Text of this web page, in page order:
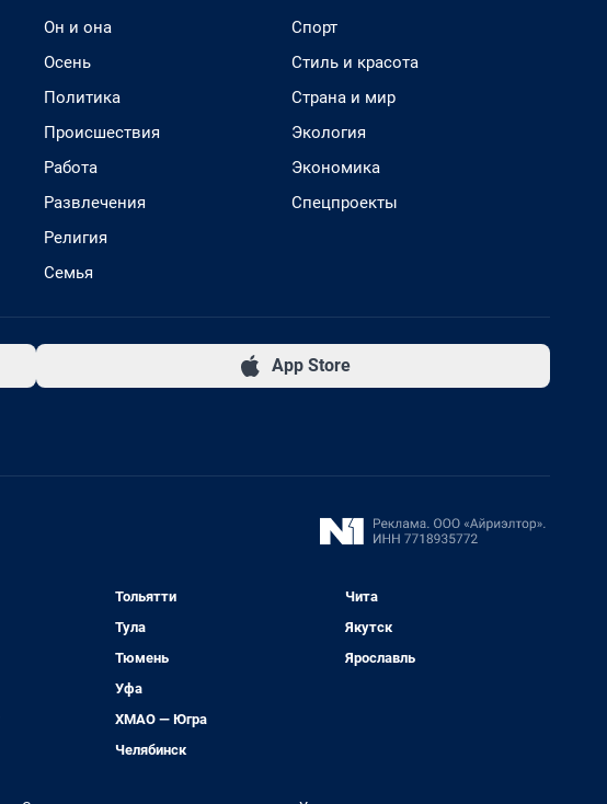
Он и она
Осень
Политика
Происшествия
Работа
Развлечения
Религия
Семья
Спорт
Стиль и красота
Страна и мир
Экология
Экономика
Спецпроекты
App Store
Тольятти
Тула
Тюмень
Уфа
ХМАО — Югра
Челябинск
Чита
Якутск
Ярославль